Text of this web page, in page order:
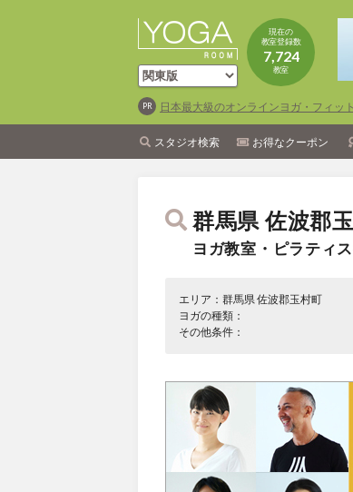
現在の
教室登録数
7,724
教室
日本最大級のオンラインヨガ・フィッ
スタジオ検索 お得なクーポン
群馬県 佐波郡
ヨガ教室・ピラティ
エリア：群馬県 佐波郡玉村町
ヨガの種類：
その他条件：